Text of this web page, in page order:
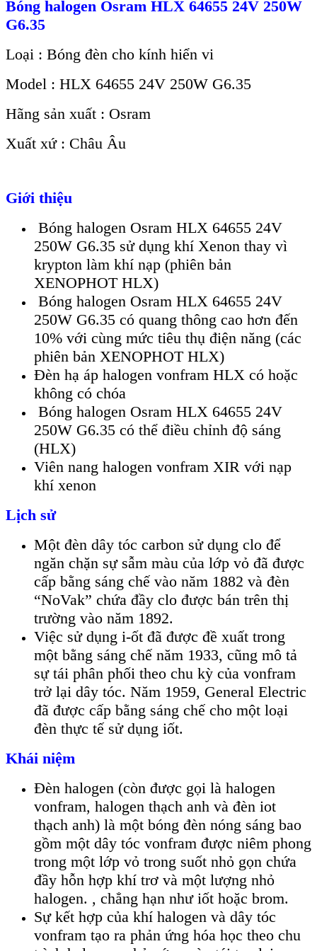
Bóng halogen Osram HLX 64655 24V 250W
G6.35
Loại : Bóng đèn cho kính hiển vi
Model : HLX 64655 24V 250W G6.35
Hãng sản xuất : Osram
Xuất xứ : Châu Âu
Giới thiệu
Bóng halogen Osram HLX 64655 24V
250W G6.35 sử dụng khí Xenon thay vì
krypton làm khí nạp (phiên bản
XENOPHOT HLX)
Bóng halogen Osram HLX 64655 24V
250W G6.35 có quang thông cao hơn đến
10% với cùng mức tiêu thụ điện năng (các
phiên bản XENOPHOT HLX)
Đèn hạ áp halogen vonfram HLX có hoặc
không có chóa
Bóng halogen Osram HLX 64655 24V
250W G6.35 có thể điều chỉnh độ sáng
(HLX)
Viên nang halogen vonfram XIR với nạp
khí xenon
Lịch sử
Một đèn dây tóc carbon sử dụng clo để
ngăn chặn sự sẫm màu của lớp vỏ đã được
cấp bằng sáng chế vào năm 1882 và đèn
“NoVak” chứa đầy clo được bán trên thị
trường vào năm 1892.
Việc sử dụng i-ốt đã được đề xuất trong
một bằng sáng chế năm 1933, cũng mô tả
sự tái phân phối theo chu kỳ của vonfram
trở lại dây tóc. Năm 1959, General Electric
đã được cấp bằng sáng chế cho một loại
đèn thực tế sử dụng iốt.
Khái niệm
Đèn halogen (còn được gọi là halogen
vonfram, halogen thạch anh và đèn iot
thạch anh) là một bóng đèn nóng sáng bao
gồm một dây tóc vonfram được niêm phong
trong một lớp vỏ trong suốt nhỏ gọn chứa
đầy hỗn hợp khí trơ và một lượng nhỏ
halogen. , chẳng hạn như iốt hoặc brom.
Sự kết hợp của khí halogen và dây tóc
vonfram tạo ra phản ứng hóa học theo chu